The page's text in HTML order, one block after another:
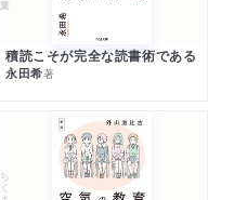
積読こそが完全な読書術である
永田希著
ちくま文庫